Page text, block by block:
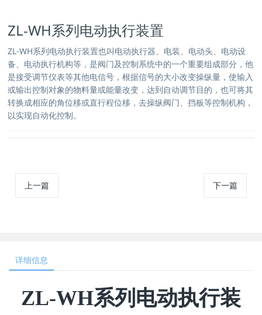
ZL-WH系列电动执行装置
ZL-WH系列电动执行装置也叫电动执行器、电装、电动头、电动设
备、电动执行机构等，是阀门及控制系统中的一个重要组成部分，他
是接受调节仪表等其他电信号，根据信号的大小改变操纵量，使输入
或输出控制对象的物料量或能量改变，达到自动调节目的，也可将其
转换成相应的角位移或直行程位移，去操纵阀门、挡板等控制机构，
以实现自动化控制。
上一篇 下一篇
详细信息
ZL-WH系列电动执行装